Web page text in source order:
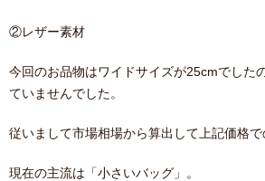
②レザー素材
今回のお品物はワイドサイズが25cmでした
ていませんでした。
従いまして市場相場から算出して上記価格で
現在の主流は「小さいバッグ」。